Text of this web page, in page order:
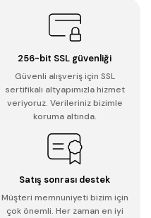
256-bit SSL güvenliği
Güvenli alışveriş için SSL
sertifikalı altyapımızla hizmet
veriyoruz. Verileriniz bizimle
koruma altında.
Satış sonrası destek
Müşteri memnuniyeti bizim için
çok önemli. Her zaman en iyi